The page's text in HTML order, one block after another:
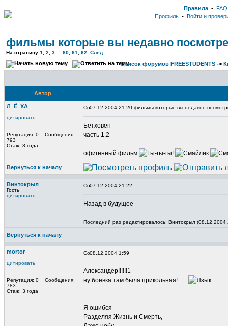
Правила • FAQ
Профиль • Войти и
фильмы которые вы недавно
На страницу 1 2 3 60 61 62 След.
Список форумов FREESTUDENTS ->
Автор
Л_Ё_ХА
цитировать
Репутация: 0 Сообщения:
793
Стаж: 3 года
07.12.2004 21:20 фильмы которые вы недавно
Бетховен
часть 1,2
офигенный фильм
Вернуться к началу
Винтокрыл
Гость
цитировать
07.12.2004 21:22
Назад в будущее
Последний раз редактировалось: Винтокрыл (08.12.2004
Вернуться к началу
mortor
цитировать
Репутация: 0 Сообщения:
783
Стаж: 3 года
08.12.2004 1:59
Александер!!!!!!1
ну боёвка там была прикольная!......
Я ошибся -
Разделяя Жизнь и Смерть,